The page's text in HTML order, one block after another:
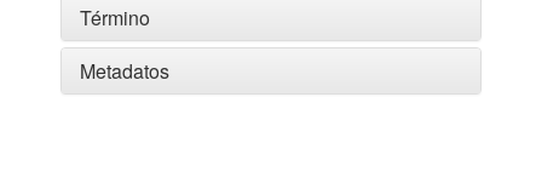
Término
Metadatos